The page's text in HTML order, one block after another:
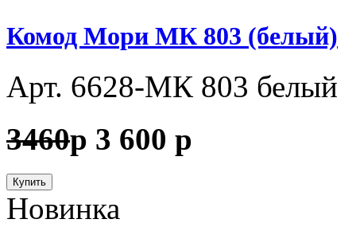
Комод Мори МК 803 (белый)
Арт. 6628-МК 803 белый
3460p 3 600 p
Купить
Новинка